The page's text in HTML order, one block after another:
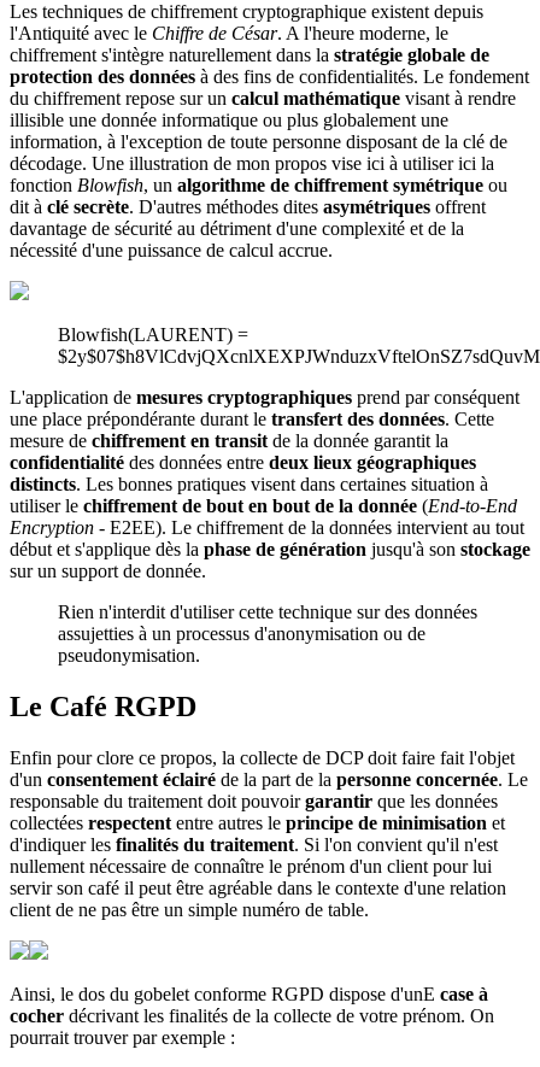
Les techniques de chiffrement cryptographique existent depuis
l'Antiquité avec le Chiffre de César. A l'heure moderne, le
chiffrement s'intègre naturellement dans la stratégie globale de
protection des données à des fins de confidentialités. Le fondement
du chiffrement repose sur un calcul mathématique visant à rendre
illisible une donnée informatique ou plus globalement une
information, à l'exception de toute personne disposant de la clé de
décodage. Une illustration de mon propos vise ici à utiliser ici la
fonction Blowfish, un algorithme de chiffrement symétrique ou
dit à clé secrète. D'autres méthodes dites asymétriques offrent
davantage de sécurité au détriment d'une complexité et de la
nécessité d'une puissance de calcul accrue.
Blowfish(LAURENT) =
L'application de mesures cryptographiques prend par conséquent
une place prépondérante durant le transfert des données. Cette
mesure de chiffrement en transitde la donnée garantit la
confidentialité des données entre deux lieux géographiques
distincts. Les bonnes pratiques visent dans certaines situation à
utiliser le chiffrement de bout en bout de la donnée (End-to-End
Encryption - E2EE). Le chiffrement de la données intervient au tout
début et s'applique dès la phase de génération jusqu'à son stockage
sur un support de donnée.
Rien n'interdit d'utiliser cette technique sur des données
assujetties à un processus d'anonymisation ou de
pseudonymisation.
Le Café RGPD
Enfin pour clore ce propos, la collecte de DCP doit faire fait l'objet
d'un consentement éclairé de la part de la personne concernée. Le
responsable du traitement doit pouvoirgarantir que les données
collectées respectent entre autres le principe de minimisation et
d'indiquer les finalités du traitement. Si l'on convient qu'il n'est
nullement nécessaire de connaître le prénom d'un client pour lui
servir son café il peut être agréable dans le contexte d'une relation
client de ne pas être un simple numéro de table.
Ainsi, le dos du gobelet conforme RGPD dispose d'unE case à
cocher décrivant les finalités de la collecte de votre prénom. On
pourrait trouver par exemple :